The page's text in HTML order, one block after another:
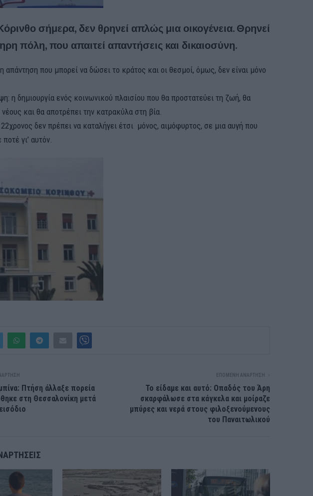
σήμερα, δεν θρηνεί απλώς μια οικογένεια.Θρηνεί
πόλη, που απαιτεί απαντήσεις και δικαιοσύνη.
απάντηση που μπορεί να δώσει το κράτος και οι θεσμοί, όμως, δεν είναι μόνο
η δημιουργία ενός κοινωνικού πλαισίου που θα προστατεύει τη ζωή, θα
νέους και θα αποτρέπει την κατρακύλα στη βία.
22χρονος δεν πρέπει να καταλήγει έτσι μόνος, αιμόφυρτος, σε μια αυγή που
γι’ αυτόν.
Πτήση άλλαξε πορεία
στη Θεσσαλονίκη μετά
ΕΠΌΜΕΝΗ ΑΝΆΡΤΗΣΗ
Το είδαμε και αυτό: Οπαδός του Άρη
σκαρφάλωσε στα κάγκελα και μοίραζε
μπύρες και νερά στους φιλοξενούμενους
του Παναιτωλικού